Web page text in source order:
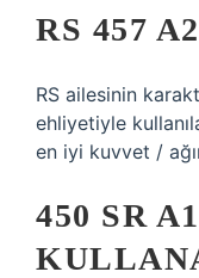
RS 457
RS ailesinin
ehliyetiyle
en iyi kuvvet /
450 SR